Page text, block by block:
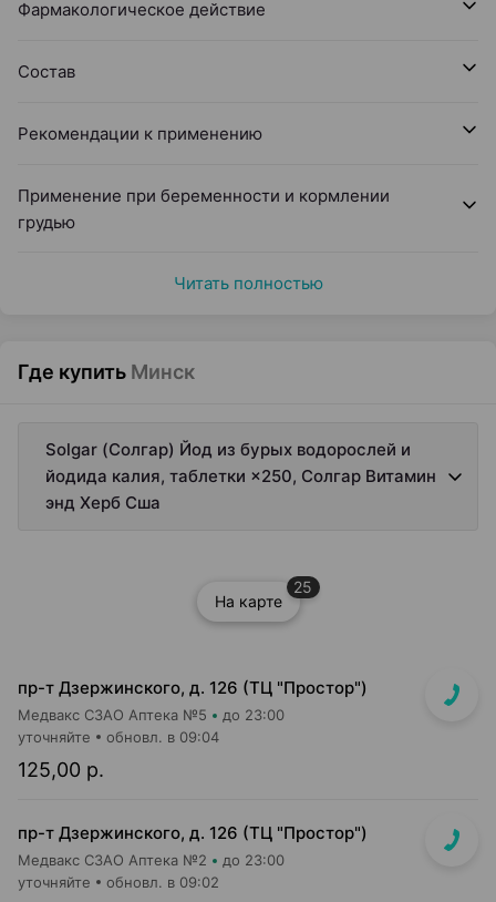
Фармакологическое действие
Состав
Рекомендации к применению
Применение при беременности и кормлении
грудью
Читать полностью
Где купить Минск
Solgar (Солгар) Йод из бурых водорослей и
йодида калия, таблетки ×250, Солгар Витамин
энд Херб Сша
На карте
25
пр-т Дзержинского, д. 126 (ТЦ "Простор")
Медвакс СЗАО Аптека №5 до 23:00
125,00 р.
уточняйте обновл. в 09:04
пр-т Дзержинского, д. 126 (ТЦ "Простор")
Медвакс СЗАО Аптека №2 до 23:00
уточняйте обновл. в 09:02